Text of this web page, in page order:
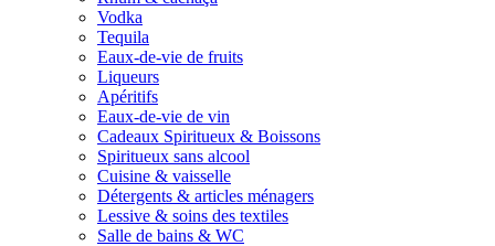
Vodka
Tequila
Eaux-de-vie de fruits
Liqueurs
Apéritifs
Eaux-de-vie de vin
Cadeaux Spiritueux & Boissons
Spiritueux sans alcool
Cuisine & vaisselle
Détergents & articles ménagers
Lessive & soins des textiles
Salle de bains & WC